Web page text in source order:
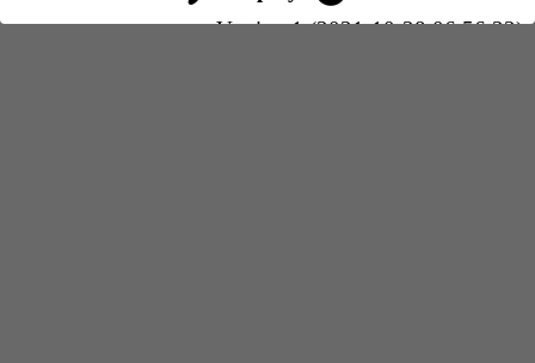
Version 1 (2021-10-28 06:56:22)